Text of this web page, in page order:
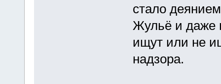
стало
Жульё и даже
ищут или не
надзора.